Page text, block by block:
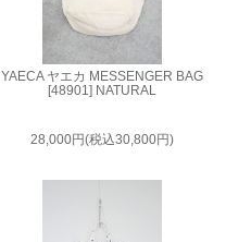
YAECA ヤエカ MESSENGER BAG
[48901] NATURAL
28,000円(税込30,800円)